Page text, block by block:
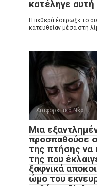
κατέληγε
Η πεθερά έσπρωξε το
κατευθείαν μέσα στη
Διαφορετικά Νέα
Μια
προσπαθούσε
της πτήσης να
της που
ξαφνικά
ώμο του